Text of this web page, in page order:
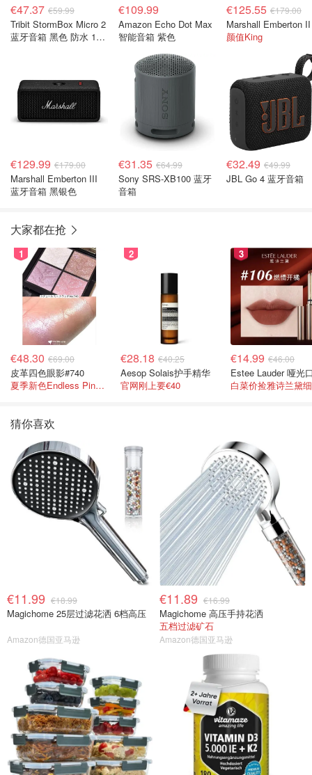
€47.37 €59.99
Tribit StormBox Micro 2
蓝牙音箱 黑色 防水 12
€109.99
Amazon Echo Dot Max
智能音箱 紫色
€125.55 €179.00
颜值King
€129.99 €179.00
Marshall Emberton III
蓝牙音箱 黑银色
€31.35 €64.99
Sony SRS-XB100 蓝牙
音箱
€32.49 €49.99
JBL Go 4 蓝牙音箱
大家都在抢
1
€48.30 €69.00
皮革四色眼影#740
夏季新色Endless Pink 非常仙的亮片盘！
2
€28.18 €40.25
Aesop Solais护手精华
官网刚上要€40
3
€14.99 €46.00
猜你喜欢
€11.99 €18.99
Magichome 25层过滤花洒 6档高压
Amazon德国亚马逊
€11.89 €16.99
Magichome 高压手持花洒
五档过滤矿石
Amazon德国亚马逊